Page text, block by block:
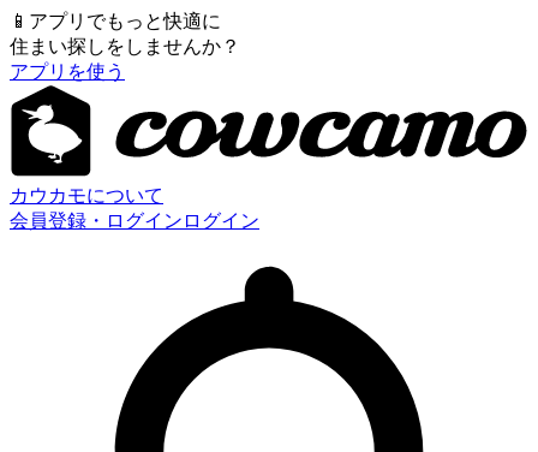
📱 アプリでもっと快適に
住まい探しをしませんか？
アプリを使う
カウカモについて
会員登録・ログイン ログイン